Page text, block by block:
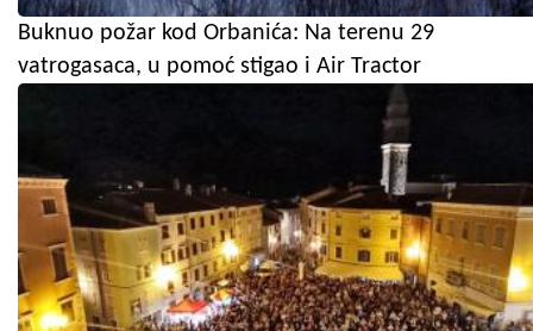
Buknuo požar kod Orbanića: Na terenu 29
vatrogasaca, u pomoć stigao i Air Tractor